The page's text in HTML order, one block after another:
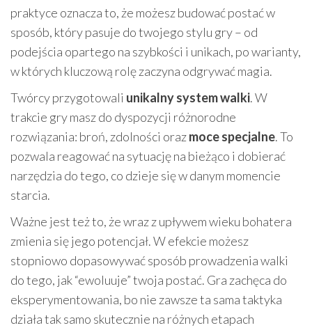
praktyce oznacza to, że możesz budować postać w
sposób, który pasuje do twojego stylu gry – od
podejścia opartego na szybkości i unikach, po warianty,
w których kluczową rolę zaczyna odgrywać magia.
Twórcy przygotowali unikalny system walki. W
trakcie gry masz do dyspozycji różnorodne
rozwiązania: broń, zdolności orazmoce specjalne. To
pozwala reagować na sytuację na bieżąco i dobierać
narzędzia do tego, co dzieje się w danym momencie
starcia.
Ważne jest też to, że wraz z upływem wieku bohatera
zmienia się jego potencjał. W efekcie możesz
stopniowo dopasowywać sposób prowadzenia walki
do tego, jak “ewoluuje” twoja postać. Gra zachęca do
eksperymentowania, bo nie zawsze ta sama taktyka
działa tak samo skutecznie na różnych etapach